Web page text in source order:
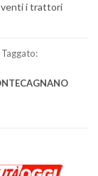
venti i trattori
Taggato: